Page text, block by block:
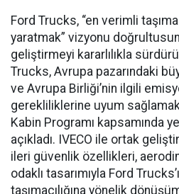
Ford Trucks, “en verimli
yaratmak” vizyonu
geliştirmeyi kararlılıkla
Trucks, Avrupa pazarındaki
ve Avrupa Birliği’nin ilgili
gerekliliklerine uyum sağlamak
Kabin Programı kapsamında
açıkladı. IVECO ile ortak
ileri güvenlik özellikleri,
odaklı tasarımıyla Ford
taşımacılığına yönelik